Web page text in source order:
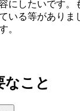
にしたいです。
いる等がありま
。
なこと